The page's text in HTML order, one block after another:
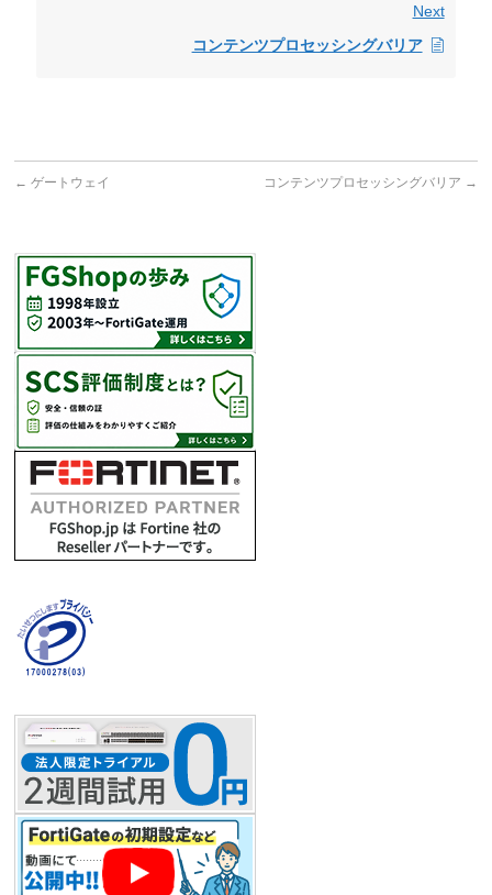
Next
コンテンツプロセッシングバリア
← ゲートウェイ コンテンツプロセッシングバリア →